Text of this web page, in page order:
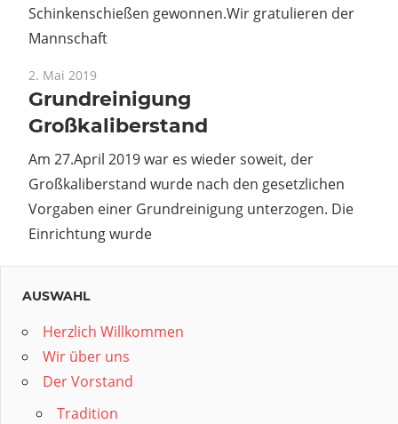
Schinkenschießen gewonnen.Wir gratulieren der
Mannschaft
2. Mai 2019
Grundreinigung
Großkaliberstand
Am 27.April 2019 war es wieder soweit, der
Großkaliberstand wurde nach den gesetzlichen
Vorgaben einer Grundreinigung unterzogen. Die
Einrichtung wurde
AUSWAHL
Herzlich Willkommen
Wir über uns
Der Vorstand
Tradition